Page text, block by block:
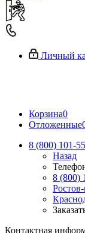
Личный
Корзина0
Отложенные
8 (800) 101-
Назад
8 (800)
Контактная